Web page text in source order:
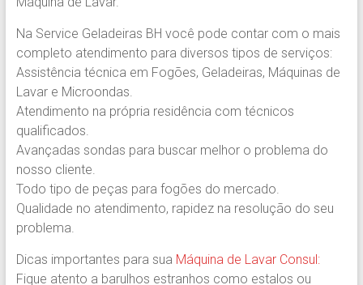
BH.
Na Service Geladeiras BH você pode contar com o mais
completo atendimento para diversos tipos de serviços:
Assistência técnica em Fogões, Geladeiras, Máquinas de
Lavar e Microondas.
Atendimento na própria residência com técnicos
qualificados.
Avançadas sondas para buscar melhor o problema do
nosso cliente.
Todo tipo de peças para fogões do mercado.
Qualidade no atendimento, rapidez na resolução do seu
problema.
Dicas importantes para sua Máquina de Lavar Consul:
Fique atento a barulhos estranhos como estalos ou